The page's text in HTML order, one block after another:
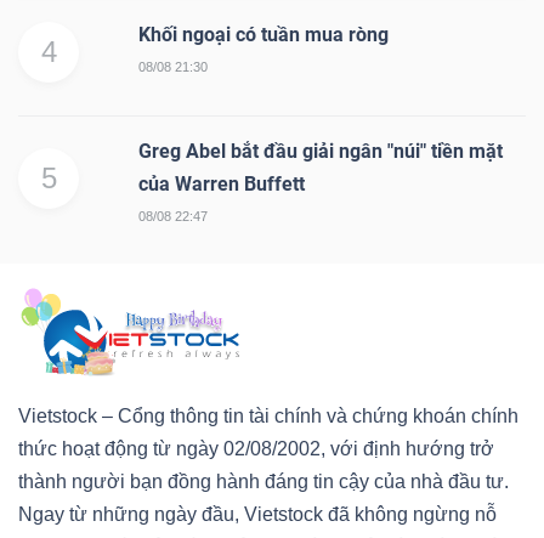
4
Khối ngoại có tuần mua ròng
08/08 21:30
5
Greg Abel bắt đầu giải ngân "núi" tiền mặt
của Warren Buffett
08/08 22:47
Vietstock – Cổng thông tin tài chính và chứng khoán chính
thức hoạt động từ ngày 02/08/2002, với định hướng trở
thành người bạn đồng hành đáng tin cậy của nhà đầu tư.
Ngay từ những ngày đầu, Vietstock đã không ngừng nỗ
ĐỘNG
chứng
khoán
(-)
Tất cả Cổ phiếu Chỉ số Chứng chỉ quỹ
Lãnh
đạo